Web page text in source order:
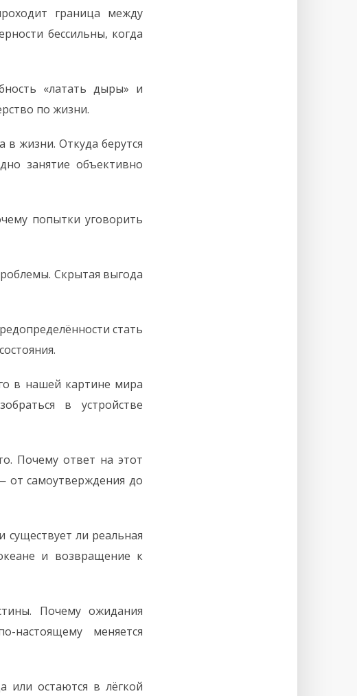
граница между
бессильны, когда
«латать дыры» и
по жизни.
жизни. Откуда берутся
занятие объективно
попытки уговорить
Скрытая выгода
стать
в нашей картине мира
в устройстве
Почему ответ на этот
от самоутверждения до
существует ли реальная
и возвращение к
Почему ожидания
меняется
или остаются в лёгкой